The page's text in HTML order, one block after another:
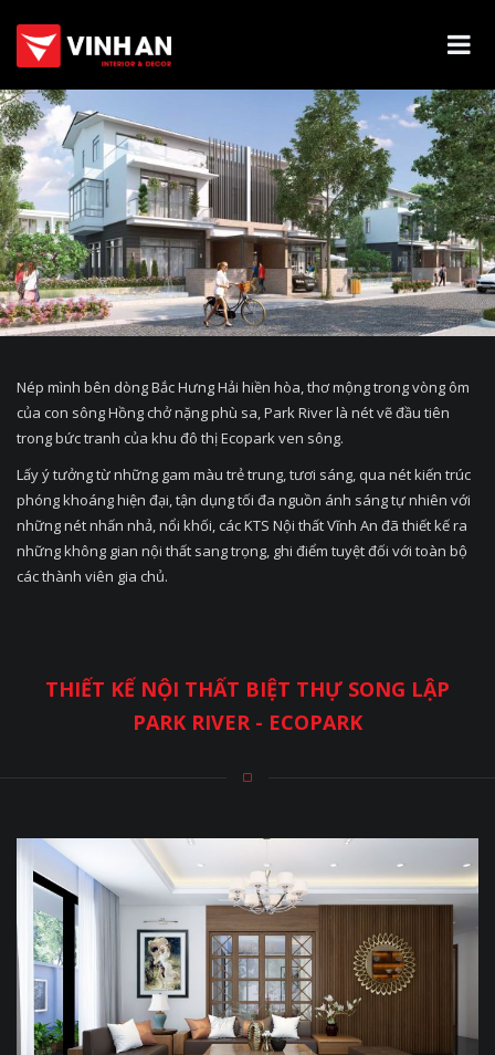
Nép mình bên dòng Bắc Hưng Hải hiền hòa, thơ mộng trong vòng ôm
của con sông Hồng chở nặng phù sa, Park River là nét vẽ đầu tiên
trong bức tranh của khu đô thị Ecopark ven sông.
Lấy ý tưởng từ những gam màu trẻ trung, tươi sáng, qua nét kiến trúc
phóng khoáng hiện đại, tận dụng tối đa nguồn ánh sáng tự nhiên với
những nét nhấn nhả, nổi khối, các KTS Nội thất Vĩnh An đã thiết kế ra
những không gian nội thất sang trọng, ghi điểm tuyệt đối với toàn bộ
các thành viên gia chủ.
THIẾT KẾ NỘI THẤT BIỆT THỰ SONG LẬP
PARK RIVER - ECOPARK